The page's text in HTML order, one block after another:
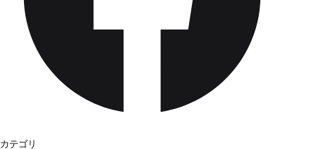
カテゴリ